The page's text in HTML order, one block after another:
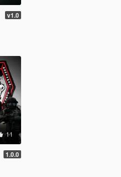
v1.0
11
1.0.0